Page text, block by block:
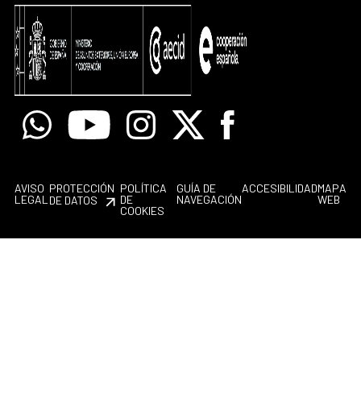
WhatsappYoutube Instagram
X Facebook
AVISO
LEGAL
PROTECCIÓN
DE DATOS
POLÍTICA
DE
COOKIES
GUÍA DE
NAVEGACIÓN
ACCESIBILIDADMAPA
WEB